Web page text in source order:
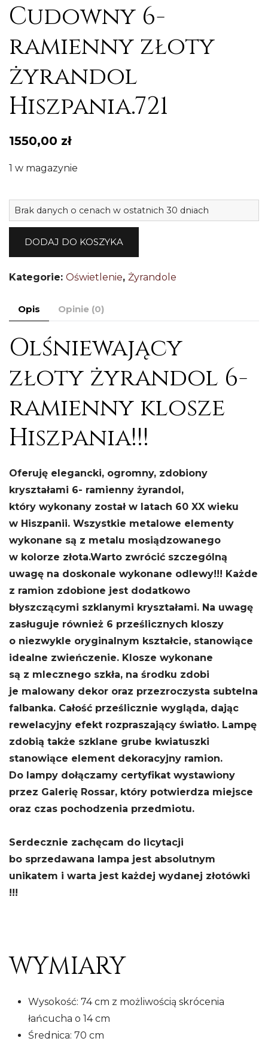
Cudowny 6-
ramienny złoty
żyrandol
Hiszpania.721
1550,00 zł
1 w magazynie
Brak danych o cenach w ostatnich 30 dniach
DODAJ DO KOSZYKA
Kategorie: Oświetlenie, Żyrandole
Opis Opinie (0)
Olśniewający
złoty żyrandol 6-
ramienny klosze
Hiszpania!!!
Oferuję elegancki, ogromny, zdobiony
kryształami 6- ramienny żyrandol,
który wykonany został w latach 60 XX wieku
w Hiszpanii. Wszystkie metalowe elementy
wykonane są z metalu mosiądzowanego
w kolorze złota.Warto zwrócić szczególną
uwagę na doskonale wykonane odlewy!!! Każde
z ramion zdobione jest dodatkowo
błyszczącymi szklanymi kryształami. Na uwagę
zasługuje również 6 prześlicznych kloszy
o niezwykle oryginalnym kształcie, stanowiące
idealne zwieńczenie. Klosze wykonane
są z mlecznego szkła, na środku zdobi
je malowany dekor oraz przezroczysta subtelna
falbanka. Całość prześlicznie wygląda, dając
rewelacyjny efekt rozpraszający światło. Lampę
zdobią także szklane grube kwiatuszki
stanowiące element dekoracyjny ramion.
Do lampy dołączamy certyfikat wystawiony
przez Galerię Rossar, który potwierdza miejsce
oraz czas pochodzenia przedmiotu.
Serdecznie zachęcam do licytacji
bo sprzedawana lampa jest absolutnym
unikatem i warta jest każdej wydanej złotówki
!!!
WYMIARY
Wysokość: 74 cm z możliwością skrócenia
łańcucha o 14 cm
Średnica: 70 cm